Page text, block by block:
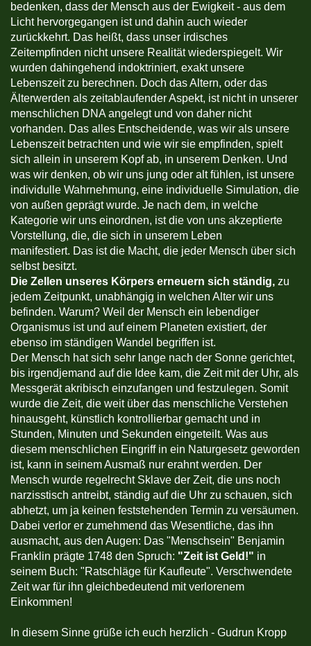
bedenken, dass der Mensch aus der Ewigkeit - aus dem
Licht hervorgegangen ist und dahin auch wieder
zurückkehrt. Das heißt, dass unser irdisches
Zeitempfinden nicht unsere Realität wiederspiegelt. Wir
wurden dahingehend indoktriniert, exakt unsere
Lebenszeit zu berechnen. Doch das Altern, oder das
Älterwerden als zeitablaufender Aspekt, ist nicht in unserer
menschlichen DNA angelegt und von daher nicht
vorhanden. Das alles Entscheidende, was wir als unsere
Lebenszeit betrachten und wie wir sie empfinden, spielt
sich allein in unserem Kopf ab, in unserem Denken. Und
was wir denken, ob wir uns jung oder alt fühlen, ist unsere
individulle Wahrnehmung, eine individuelle Simulation, die
von außen geprägt wurde. Je nach dem, in welche
Kategorie wir uns einordnen, ist die von uns akzeptierte
Vorstellung, die, die sich in unserem Leben
manifestiert. Das ist die Macht, die jeder Mensch über sich
selbst besitzt.
Die Zellen unseres Körpers erneuern sich ständig, zu
jedem Zeitpunkt, unabhängig in welchen Alter wir uns
befinden. Warum? Weil der Mensch ein lebendiger
Organismus ist und auf einem Planeten existiert, der
ebenso im ständigen Wandel begriffen ist.
Der Mensch hat sich sehr lange nach der Sonne gerichtet,
bis irgendjemand auf die Idee kam, die Zeit mit der Uhr, als
Messgerät akribisch einzufangen und festzulegen. Somit
wurde die Zeit, die weit über das menschliche Verstehen
hinausgeht, künstlich kontrollierbar gemacht und in
Stunden, Minuten und Sekunden eingeteilt. Was aus
diesem menschlichen Eingriff in ein Naturgesetz geworden
ist, kann in seinem Ausmaß nur erahnt werden. Der
Mensch wurde regelrecht Sklave der Zeit, die uns noch
narzisstisch antreibt, ständig auf die Uhr zu schauen, sich
abhetzt, um ja keinen feststehenden Termin zu versäumen.
Dabei verlor er zumehmend das Wesentliche, das ihn
ausmacht, aus den Augen: Das "Menschsein" Benjamin
Franklin prägte 1748 den Spruch: "Zeit ist Geld!" in
seinem Buch: "Ratschläge für Kaufleute". Verschwendete
Zeit war für ihn gleichbedeutend mit verlorenem
Einkommen!
In diesem Sinne grüße ich euch herzlich - Gudrun Kropp